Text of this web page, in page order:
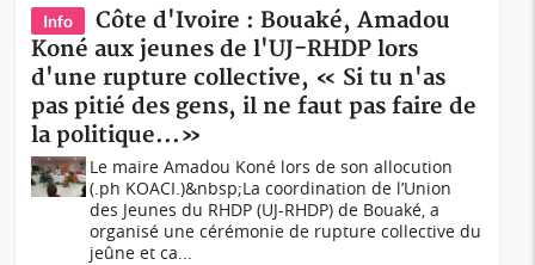
Info
Côte d'Ivoire : Bouaké, Amadou
Koné aux jeunes de l'UJ-RHDP lors
d'une rupture collective, « Si tu n'as
pas pitié des gens, il ne faut pas faire de
la politique...»
Le maire Amadou Koné lors de son allocution
(.ph KOACI.)&nbsp;La coordination de l’Union
des Jeunes du RHDP (UJ-RHDP) de Bouaké, a
organisé une cérémonie de rupture collective du
jeûne et ca...